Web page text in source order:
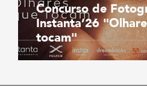
Concurso de
Instanta’26
tocam"